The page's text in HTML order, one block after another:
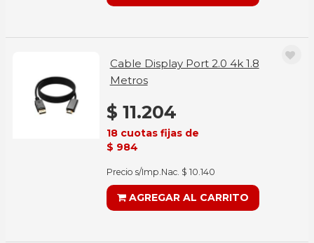
Cable Display Port 2.0 4k 1.8
Metros
$ 11.204
18 cuotas fijas de
$ 984
Precio s/Imp.Nac. $ 10.140
AGREGAR AL CARRITO